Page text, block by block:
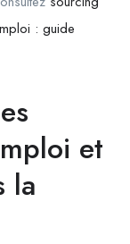
: guide
et
la